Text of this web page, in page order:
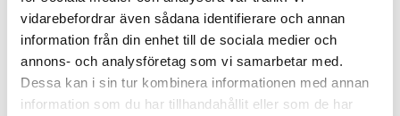
vidarebefordrar även sådana identifierare och annan
information från din enhet till de sociala medier och
annons- och analysföretag som vi samarbetar med.
Dessa kan i sin tur kombinera informationen med annan
information som du har tillhandahållit eller som de har
OMDÖMEN
Du